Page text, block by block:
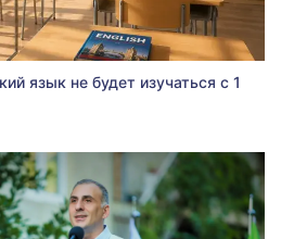
язык не будет изучаться с 1